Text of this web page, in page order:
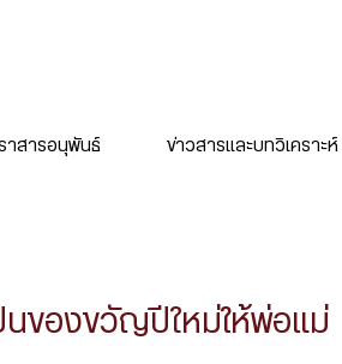
าสารอนุพันธ์ ข่าวสารและบทวิเคราะห์
นของขวัญปีใหม่ให้พ่อแม่